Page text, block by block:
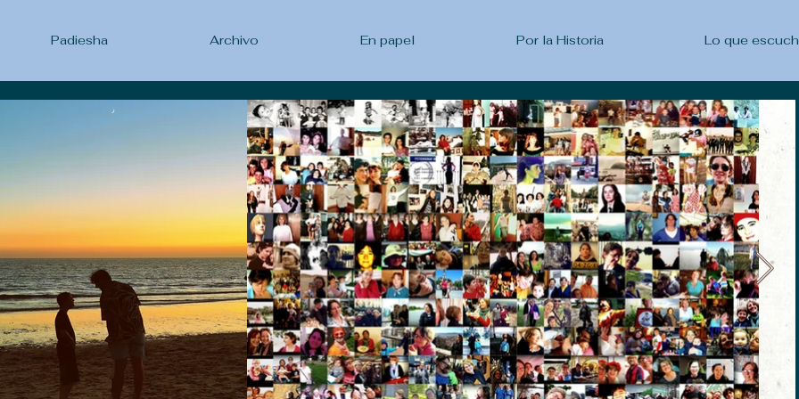
Padiesha Archivo En papel Por la Historia Lo que